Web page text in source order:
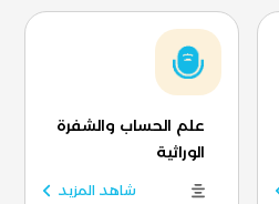
علم الحساب والشفرة
الوراثية
شاهد المزيد